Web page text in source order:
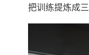
把训练提炼成